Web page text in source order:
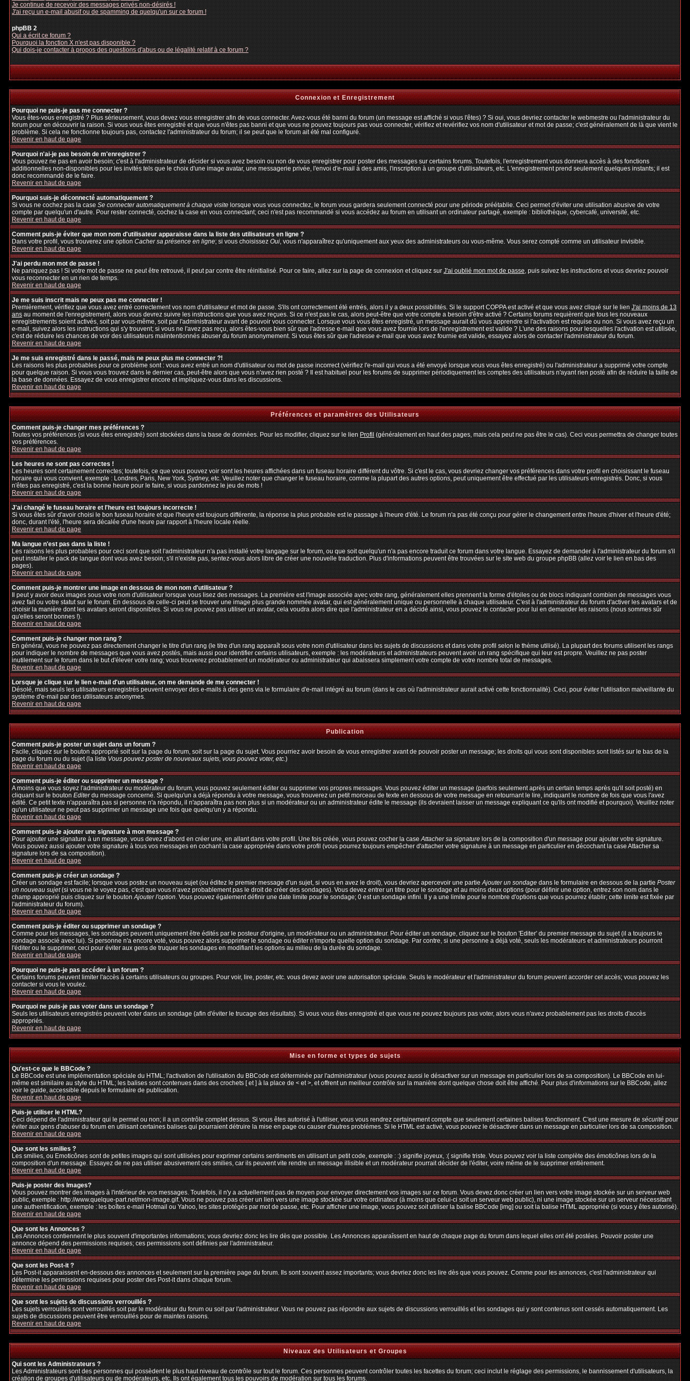
Je continue de recevoir des messages privés non-désirés !
J'ai reçu un e-mail abusif ou de spamming de quelqu'un sur ce forum !
phpBB 2
Qui a écrit ce forum ?
Pourquoi la fonction X n'est pas disponible ?
Qui dois-je contacter à propos des questions d'abus ou de légalité relatif à ce forum ?
Connexion et Enregistrement
Pourquoi ne puis-je pas me connecter ?
Vous êtes-vous enregistré ? Plus sérieusement, vous devez vous enregistrer afin de vous connecter. Avez-vous été banni du forum (un message est affiché si vous l'êtes) ? Si oui, vous devriez contacter le webmestre ou l'administrateur du
forum pour en découvrir la raison. Si vous vous êtes enregistré et que vous n'êtes pas banni et que vous ne pouvez toujours pas vous connecter, vérifiez et revérifiez vos nom d'utilisateur et mot de passe; c'est généralement de là que vient le
problème. Si cela ne fonctionne toujours pas, contactez l'administrateur du forum; il se peut que le forum ait été mal configuré.
Revenir en haut de page
Pourquoi n'ai-je pas besoin de m'enregistrer ?
Vous pouvez ne pas en avoir besoin; c'est à l'administrateur de décider si vous avez besoin ou non de vous enregistrer pour poster des messages sur certains forums. Toutefois, l'enregistrement vous donnera accès à des fonctions
additionnelles non-disponibles pour les invités tels que le choix d'une image avatar, une messagerie privée, l'envoi d'e-mail à des amis, l'inscription à un groupe d'utilisateurs, etc. L'enregistrement prend seulement quelques instants; il est
donc recommandé de le faire.
Revenir en haut de page
Pourquoi suis-je déconnecté automatiquement ?
Si vous ne cochez pas la caseSe connecter automatiquement à chaque visitelorsque vous vous connectez, le forum vous gardera seulement connecté pour une période préétablie. Ceci permet d'éviter une utilisation abusive de votre
compte par quelqu'un d'autre. Pour rester connecté, cochez la case en vous connectant; ceci n'est pas recommandé si vous accédez au forum en utilisant un ordinateur partagé, exemple : bibliothèque, cybercafé, université, etc.
Revenir en haut de page
Comment puis-je éviter que mon nom d'utilisateur apparaisse dans la liste des utilisateurs en ligne ?
Dans votre profil, vous trouverez une optionCacher sa présence en ligne; si vous choisissezOui, vous n'apparaîtrez qu'uniquement aux yeux des administrateurs ou vous-même. Vous serez compté comme un utilisateur invisible.
Revenir en haut de page
J'ai perdu mon mot de passe !
Ne paniquez pas ! Si votre mot de passe ne peut être retrouvé, il peut par contre être réinitialisé. Pour ce faire, allez sur la page de connexion et cliquez surJ'ai oublié mon mot de passe, puis suivez les instructions et vous devriez pouvoir
vous reconnecter en un rien de temps.
Revenir en haut de page
Je me suis inscrit mais ne peux pas me connecter !
Premièrement, vérifiez que vous avez entré correctement vos nom d'utilisateur et mot de passe. S'ils ont correctement été entrés, alors il y a deux possibilités. Si le support COPPA est activé et que vous avez cliqué sur le lienJ'ai moins de 13
ansau moment de l'enregistrement, alors vous devrez suivre les instructions que vous avez reçues. Si ce n'est pas le cas, alors peut-être que votre compte a besoin d'être activé ? Certains forums requièrent que tous les nouveaux
enregistrements soient activés, soit par vous-même, soit par l'administrateur avant de pouvoir vous connecter. Lorsque vous vous êtes enregistré, un message aurait dû vous apprendre si l'activation est requise ou non. Si vous avez reçu un
e-mail, suivez alors les instructions qui s'y trouvent; si vous ne l'avez pas reçu, alors êtes-vous bien sûr que l'adresse e-mail que vous avez fournie lors de l'enregistrement est valide ? L'une des raisons pour lesquelles l'activation est utilisée,
c'est de réduire les chances de voir des utilisateurs malintentionnés abuser du forum anonymement. Si vous êtes sûr que l'adresse e-mail que vous avez fournie est valide, essayez alors de contacter l'administrateur du forum.
Revenir en haut de page
Je me suis enregistré dans le passé, mais ne peux plus me connecter ?!
Les raisons les plus probables pour ce problème sont : vous avez entré un nom d'utilisateur ou mot de passe incorrect (vérifiez l'e-mail qui vous a été envoyé lorsque vous vous êtes enregistré) ou l'administrateur a supprimé votre compte
pour quelque raison. Si vous vous trouvez dans le dernier cas, peut-être alors que vous n'avez rien posté ? Il est habituel pour les forums de supprimer périodiquement les comptes des utilisateurs n'ayant rien posté afin de réduire la taille de
la base de données. Essayez de vous enregistrer encore et impliquez-vous dans les discussions.
Revenir en haut de page
Préférences et paramètres des Utilisateurs
Comment puis-je changer mes préférences ?
Toutes vos préférences (si vous êtes enregistré) sont stockées dans la base de données. Pour les modifier, cliquez sur le lienProfil(généralement en haut des pages, mais cela peut ne pas être le cas). Ceci vous permettra de changer toutes
vos préférences.
Revenir en haut de page
Les heures ne sont pas correctes !
Les heures sont certainement correctes; toutefois, ce que vous pouvez voir sont les heures affichées dans un fuseau horaire différent du vôtre. Si c'est le cas, vous devriez changer vos préférences dans votre profil en choisissant le fuseau
horaire qui vous convient, exemple : Londres, Paris, New York, Sydney, etc. Veuillez noter que changer le fuseau horaire, comme la plupart des autres options, peut uniquement être effectué par les utilisateurs enregistrés. Donc, si vous
n'êtes pas enregistré, c'est la bonne heure pour le faire, si vous pardonnez le jeu de mots !
Revenir en haut de page
J'ai changé le fuseau horaire et l'heure est toujours incorrecte !
Si vous êtes sûr d'avoir choisi le bon fuseau horaire et que l'heure est toujours différente, la réponse la plus probable est le passage à l'heure d'été. Le forum n'a pas été conçu pour gérer le changement entre l'heure d'hiver et l'heure d'été;
donc, durant l'été, l'heure sera décalée d'une heure par rapport à l'heure locale réelle.
Revenir en haut de page
Ma langue n'est pas dans la liste !
Les raisons les plus probables pour ceci sont que soit l'administrateur n'a pas installé votre langage sur le forum, ou que soit quelqu'un n'a pas encore traduit ce forum dans votre langue. Essayez de demander à l'administrateur du forum s'il
peut installer le pack de langue dont vous avez besoin; s'il n'existe pas, sentez-vous alors libre de créer une nouvelle traduction. Plus d'informations peuvent être trouvées sur le site web du groupe phpBB (allez voir le lien en bas des
pages).
Revenir en haut de page
Comment puis-je montrer une image en dessous de mon nom d'utilisateur ?
Il peut y avoir deux images sous votre nom d'utilisateur lorsque vous lisez des messages. La première est l'image associée avec votre rang, généralement elles prennent la forme d'étoiles ou de blocs indiquant combien de messages vous
avez fait ou votre statut sur le forum. En dessous de celle-ci peut se trouver une image plus grande nommée avatar, qui est généralement unique ou personnelle à chaque utilisateur. C'est à l'administrateur du forum d'activer les avatars et de
choisir la manière dont les avatars seront disponibles. Si vous ne pouvez pas utiliser un avatar, cela voudra alors dire que l'administrateur en a décidé ainsi, vous pouvez le contacter pour lui en demander les raisons (nous sommes sûr
qu'elles seront bonnes !).
Revenir en haut de page
Comment puis-je changer mon rang ?
En général, vous ne pouvez pas directement changer le titre d'un rang (le titre d'un rang apparaît sous votre nom d'utilisateur dans les sujets de discussions et dans votre profil selon le thème utilisé). La plupart des forums utilisent les rangs
pour indiquer le nombre de messages que vous avez postés, mais aussi pour identifier certains utilisateurs, exemple : les modérateurs et administrateurs peuvent avoir un rang spécifique qui leur est propre. Veuillez ne pas poster
inutilement sur le forum dans le but d'élever votre rang; vous trouverez probablement un modérateur ou administrateur qui abaissera simplement votre compte de votre nombre total de messages.
Revenir en haut de page
Lorsque je clique sur le lien e-mail d'un utilisateur, on me demande de me connecter !
Désolé, mais seuls les utilisateurs enregistrés peuvent envoyer des e-mails à des gens via le formulaire d'e-mail intégré au forum (dans le cas où l'administrateur aurait activé cette fonctionnalité). Ceci, pour éviter l'utilisation malveillante du
système d'e-mail par des utilisateurs anonymes.
Revenir en haut de page
Publication
Comment puis-je poster un sujet dans un forum ?
Facile, cliquez sur le bouton approprié soit sur la page du forum, soit sur la page du sujet. Vous pourriez avoir besoin de vous enregistrer avant de pouvoir poster un message; les droits qui vous sont disponibles sont listés sur le bas de la
page du forum ou du sujet (la listeVous pouvez poster de nouveaux sujets, vous pouvez voter, etc.)
Revenir en haut de page
Comment puis-je éditer ou supprimer un message ?
A moins que vous soyez l'administrateur ou modérateur du forum, vous pouvez seulement éditer ou supprimer vos propres messages. Vous pouvez éditer un message (parfois seulement après un certain temps après qu'il soit posté) en
cliquant sur le boutonEditerdu message concerné. Si quelqu'un a déjà répondu à votre message, vous trouverez un petit morceau de texte en dessous de votre message en retournant le lire, indiquant le nombre de fois que vous l'avez
édité. Ce petit texte n'apparaîtra pas si personne n'a répondu, il n'apparaîtra pas non plus si un modérateur ou un administrateur édite le message (ils devraient laisser un message expliquant ce qu'ils ont modifié et pourquoi). Veuillez noter
qu'un utilisateur ne peut pas supprimer un message une fois que quelqu'un y a répondu.
Revenir en haut de page
Comment puis-je ajouter une signature à mon message ?
Pour ajouter une signature à un message, vous devez d'abord en créer une, en allant dans votre profil. Une fois créée, vous pouvez cocher la caseAttacher sa signaturelors de la composition d'un message pour ajouter votre signature.
Vous pouvez aussi ajouter votre signature à tous vos messages en cochant la case appropriée dans votre profil (vous pourrez toujours empêcher d'attacher votre signature à un message en particulier en décochant la case Attacher sa
signature lors de sa composition).
Revenir en haut de page
Comment puis-je créer un sondage ?
Créer un sondage est facile; lorsque vous postez un nouveau sujet (ou éditez le premier message d'un sujet, si vous en avez le droit), vous devriez apercevoir une partieAjouter un sondagedans le formulaire en dessous de la partiePoster
un nouveau sujet(si vous ne le voyez pas, c'est que vous n'avez probablement pas le droit de créer des sondages). Vous devez entrer un titre pour le sondage et au moins deux options (pour définir une option, entrez son nom dans le
champ approprié puis cliquez sur le boutonAjouter l'option. Vous pouvez également définir une date limite pour le sondage; 0 est un sondage infini. Il y a une limite pour le nombre d'options que vous pourrez établir; cette limite est fixée par
l'administrateur du forum).
Revenir en haut de page
Comment puis-je éditer ou supprimer un sondage ?
Comme pour les messages, les sondages peuvent uniquement être édités par le posteur d'origine, un modérateur ou un administrateur. Pour éditer un sondage, cliquez sur le bouton 'Editer' du premier message du sujet (il a toujours le
sondage associé avec lui). Si personne n'a encore voté, vous pouvez alors supprimer le sondage ou éditer n'importe quelle option du sondage. Par contre, si une personne a déjà voté, seuls les modérateurs et administrateurs pourront
l'éditer ou le supprimer, ceci pour éviter aux gens de truquer les sondages en modifiant les options au milieu de la durée du sondage.
Revenir en haut de page
Pourquoi ne puis-je pas accéder à un forum ?
Certains forums peuvent limiter l'accès à certains utilisateurs ou groupes. Pour voir, lire, poster, etc. vous devez avoir une autorisation spéciale. Seuls le modérateur et l'administrateur du forum peuvent accorder cet accès; vous pouvez les
contacter si vous le voulez.
Revenir en haut de page
Pourquoi ne puis-je pas voter dans un sondage ?
Seuls les utilisateurs enregistrés peuvent voter dans un sondage (afin d'éviter le trucage des résultats). Si vous vous êtes enregistré et que vous ne pouvez toujours pas voter, alors vous n'avez probablement pas les droits d'accès
appropriés.
Revenir en haut de page
Mise en forme et types de sujets
Qu'est-ce que le BBCode ?
Le BBCode est une implémentation spéciale du HTML; l'activation de l'utilisation du BBCode est déterminée par l'administrateur (vous pouvez aussi le désactiver sur un message en particulier lors de sa composition). Le BBCode en lui-
même est similaire au style du HTML; les balises sont contenues dans des crochets [ et ] à la place de < et >, et offrent un meilleur contrôle sur la manière dont quelque chose doit être affiché. Pour plus d'informations sur le BBCode, allez
voir le guide, accessible depuis le formulaire de publication.
Revenir en haut de page
Puis-je utiliser le HTML?
Ceci dépend de l'administrateur qui le permet ou non; il a un contrôle complet dessus. Si vous êtes autorisé à l'utiliser, vous vous rendrez certainement compte que seulement certaines balises fonctionnent. C'est une mesure desécuritépour
éviter aux gens d'abuser du forum en utilisant certaines balises qui pourraient détruire la mise en page ou causer d'autres problèmes. Si le HTML est activé, vous pouvez le désactiver dans un message en particulier lors de sa composition.
Revenir en haut de page
Que sont les smilies ?
Les smilies, ou Emoticônes sont de petites images qui sont utilisées pour exprimer certains sentiments en utilisant un petit code, exemple : :) signifie joyeux, :( signifie triste. Vous pouvez voir la liste complète des émoticônes lors de la
composition d'un message. Essayez de ne pas utiliser abusivement ces smilies, car ils peuvent vite rendre un message illisible et un modérateur pourrait décider de l'éditer, voire même de le supprimer entièrement.
Revenir en haut de page
Puis-je poster des Images?
Vous pouvez montrer des images à l'intérieur de vos messages. Toutefois, il n'y a actuellement pas de moyen pour envoyer directement vos images sur ce forum. Vous devez donc créer un lien vers votre image stockée sur un serveur web
public, exemple : http://www.quelque-part.net/mon-image.gif. Vous ne pouvez pas créer un lien vers une image stockée sur votre ordinateur (à moins que celui-ci soit un serveur web public), ni une image stockée sur un serveur nécessitant
une authentification, exemple : les boîtes e-mail Hotmail ou Yahoo, les sites protégés par mot de passe, etc. Pour afficher une image, vous pouvez soit utiliser la balise BBCode [img] ou soit la balise HTML appropriée (si vous y êtes autorisé).
Revenir en haut de page
Que sont les Annonces ?
Les Annonces contiennent le plus souvent d'importantes informations; vous devriez donc les lire dès que possible. Les Annonces apparaîssent en haut de chaque page du forum dans lequel elles ont été postées. Pouvoir poster une
annonce dépend des permissions requises; ces permissions sont définies par l'administrateur.
Revenir en haut de page
Que sont les Post-it ?
Les Post-it apparaissent en-dessous des annonces et seulement sur la première page du forum. Ils sont souvent assez importants; vous devriez donc les lire dès que vous pouvez. Comme pour les annonces, c'est l'administrateur qui
détermine les permissions requises pour poster des Post-it dans chaque forum.
Revenir en haut de page
Que sont les sujets de discussions verrouillés ?
Les sujets verrouillés sont verrouillés soit par le modérateur du forum ou soit par l'administrateur. Vous ne pouvez pas répondre aux sujets de discussions verrouillés et les sondages qui y sont contenus sont cessés automatiquement. Les
sujets de discussions peuvent être verrouillés pour de maintes raisons.
Revenir en haut de page
Niveaux des Utilisateurs et Groupes
Qui sont les Administrateurs ?
Les Administrateurs sont des personnes qui possèdent le plus haut niveau de contrôle sur tout le forum. Ces personnes peuvent contrôler toutes les facettes du forum; ceci inclut le réglage des permissions, le bannissement d'utilisateurs, la
création de groupes d'utilisateurs ou de modérateurs, etc. Ils ont également tous les pouvoirs de modération sur tous les forums.